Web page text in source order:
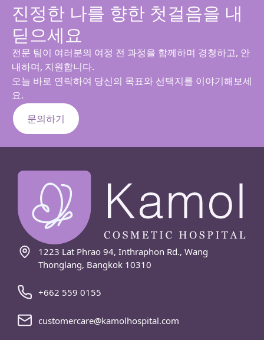
진정한 나를 향한 첫걸음을 내
딛으세요
전문 팀이 여러분의 여정 전 과정을 함께하며 경청하고, 안
내하며, 지원합니다.
오늘 바로 연락하여 당신의 목표와 선택지를 이야기해보세
요.
문의하기
1223 Lat Phrao 94, Inthraphon Rd., Wang
Thonglang, Bangkok 10310
+662 559 0155
customercare@kamolhospital.com